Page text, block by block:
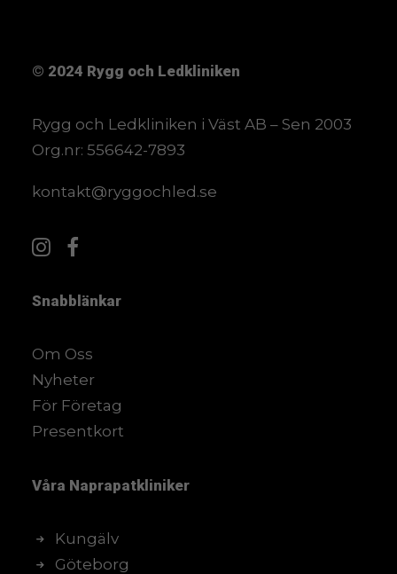
© 2024 Rygg och Ledkliniken
Rygg och Ledkliniken i Väst AB – Sen 2003
Org.nr: 556642-7893
kontakt@ryggochled.se
Snabblänkar
Om Oss
Nyheter
För Företag
Presentkort
Våra Naprapatkliniker
Kungälv
Göteborg